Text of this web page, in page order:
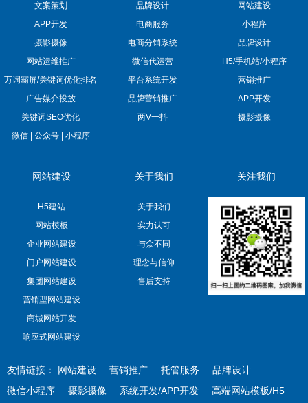
文案策划
品牌设计
APP开发
电商服务
摄影摄像
电商分销系统
网站运维推广
微信代运营
万词霸屏/关键词优化排名
平台系统开发
广告媒介投放
品牌营销推广
关键词SEO优化
两V一抖
微信 | 公众号 | 小程序
网站建设
小程序
品牌设计
H5/手机站/小程序
营销推广
APP开发
摄影摄像
网站建设
H5建站
网站模板
企业网站建设
门户网站建设
集团网站建设
营销型网站建设
商城网站开发
响应式网站建设
关于我们
关于我们
实力认可
与众不同
理念与信仰
售后支持
关注我们
友情链接： 网站建设 营销推广 托管服务
品牌设计
微信小程序
摄影摄像 系统开发/APP开发 高端网站模板/H5